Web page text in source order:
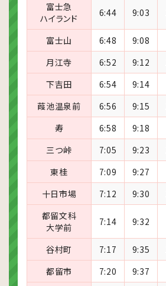
富士急
ハイランド
6:44 9:03
富士山 6:48 9:08
月江寺
6:52 9:12
下吉田
6:54 9:14
葭池温泉前
6:56 9:15
寿
6:58 9:18
三つ峠
7:05 9:23
東桂
7:09 9:27
十日市場
7:12 9:30
都留文科
大学前
7:14 9:32
谷村町 7:17 9:35
都留市
7:20 9:37